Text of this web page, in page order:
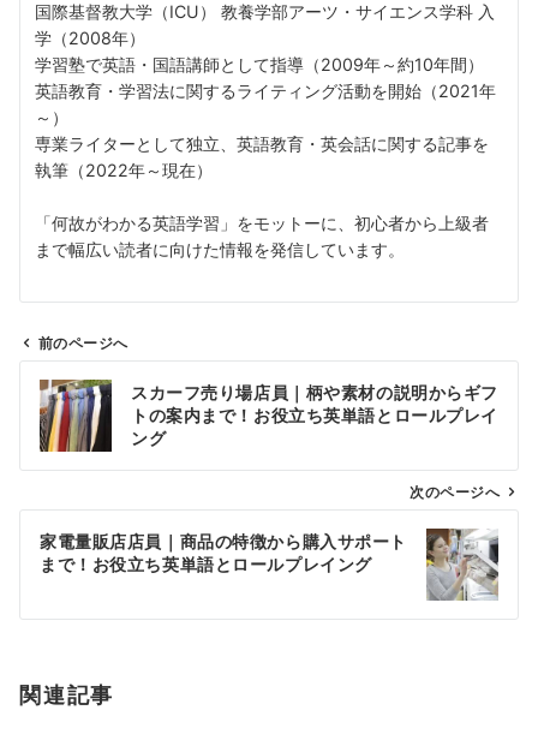
国際基督教大学（ICU） 教養学部アーツ・サイエンス学科 入
学（2008年）
学習塾で英語・国語講師として指導（2009年～約10年間）
英語教育・学習法に関するライティング活動を開始（2021年
～）
専業ライターとして独立、英語教育・英会話に関する記事を
執筆（2022年～現在）
「何故がわかる英語学習」をモットーに、初心者から上級者
まで幅広い読者に向けた情報を発信しています。
ビ
ン
前のページへ
スカーフ売り場店員｜柄や素材の説明からギフ
トの案内まで！お役立ち英単語とロールプレイ
ング
次のページへ
家電量販店店員｜商品の特徴から購入サポート
まで！お役立ち英単語とロールプレイング
関連記事